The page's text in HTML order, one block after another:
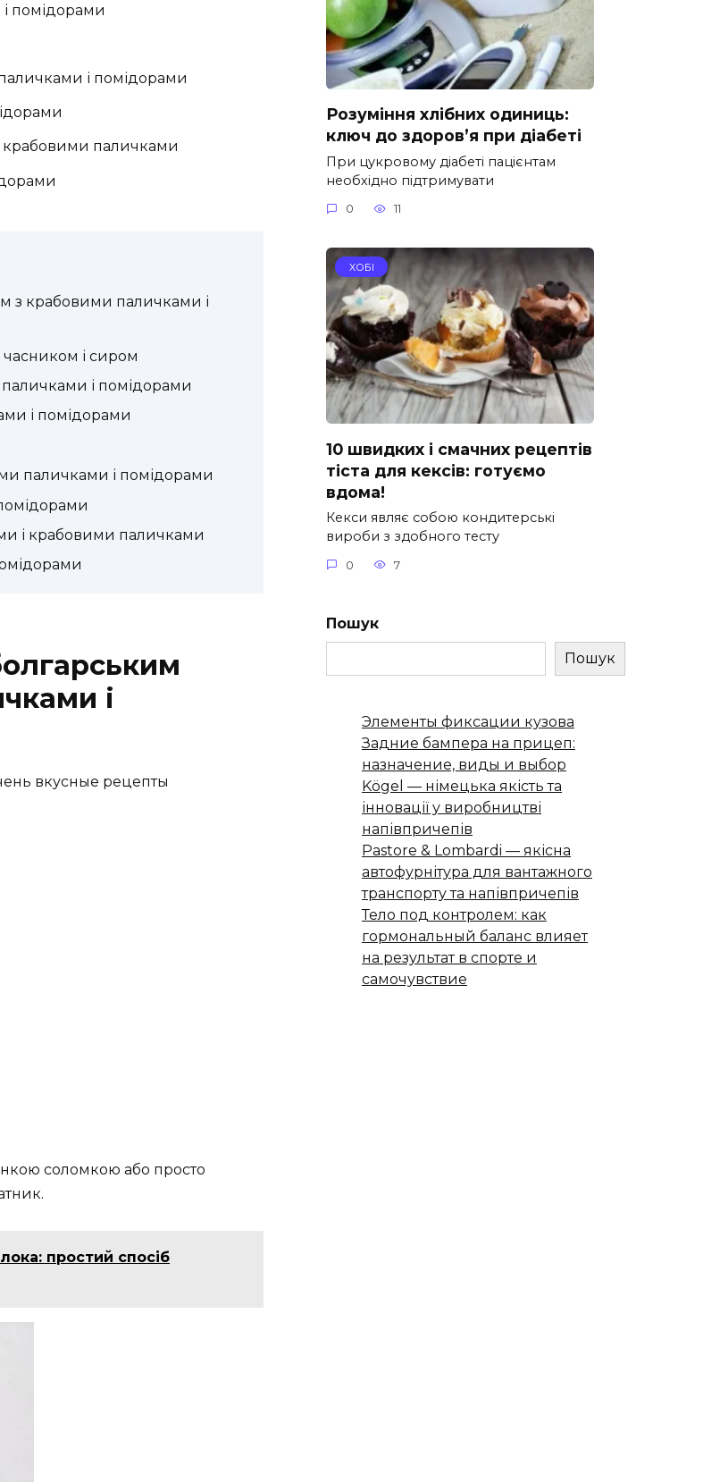
помідорами
і помідорами
крабовими паличками
з крабовими паличками і
і сиром
і помідорами
і помідорами
паличками і помідорами
і крабовими паличками
і
соломкою або просто
простий спосіб
Розуміння хлібних одиниць:
ключ до здоров’я при діабеті
При цукровому діабеті пацієнтам
необхідно підтримувати
0 11
ХОБІ
10 швидких і смачних рецептів
тіста для кексів: готуємо
вдома!
Кекси являє собою кондитерські
вироби з здобного тесту
0 7
Пошук
Пошук
Элементы фиксации кузова
Задние бампера на прицеп:
назначение, виды и выбор
Kögel — німецька якість та
інновації у виробництві
напівпричепів
Pastore & Lombardi — якісна
автофурнітура для вантажного
транспорту та напівпричепів
Тело под контролем: как
гормональный баланс влияет
на результат в спорте и
самочувствие